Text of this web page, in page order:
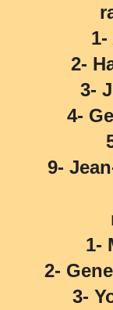
1-
2-
3-
4-
9-
1-
2-
3-